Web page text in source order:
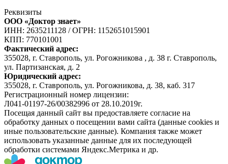
Реквизиты
ООО «Доктор знает»
ИНН: 2635211128 /ОГРН: 1152651015901
КПП: 770101001
Фактический адрес:
355028, г. Ставрополь, ул. Рогожникова , д. 38 г. Ставрополь,
ул. Партизанская, д. 2
Юридический адрес:
355028, г. Ставрополь, ул. Рогожникова, д. 38, каб. 317
Регистрационный номер лицензии:
Л041-01197-26/00382996 от 28.10.2019г.
Посещая данный сайт вы предоставляете согласие на
обработку данных о посещении вами сайта (данные cookies и
иные пользовательские данные). Компания также может
использовать указанные данные для их последующей
обработки системами Яндекс.Метрика и др.